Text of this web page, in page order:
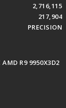
2,716,115
217,904
PRECISION
R9 9950X3D2